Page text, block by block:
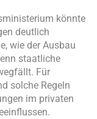
könnte
deutlich
wie der Ausbau
staatliche
Für
solche Regeln
im privaten